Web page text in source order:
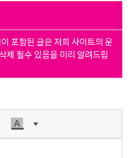
포함된 글은 저희 사이트의 운
제 될수 있음을 미리 알려드립